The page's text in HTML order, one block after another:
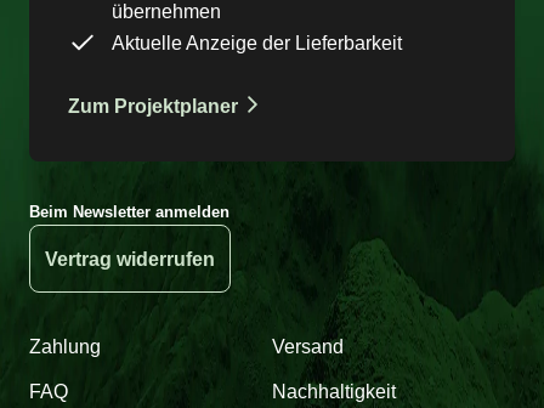
übernehmen
Aktuelle Anzeige der Lieferbarkeit
Zum Projektplaner
Beim Newsletter anmelden
Vertrag widerrufen
Zahlung Versand
FAQ Nachhaltigkeit